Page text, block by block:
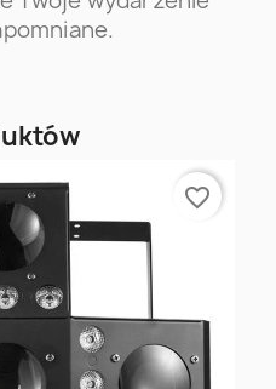
favorite_border